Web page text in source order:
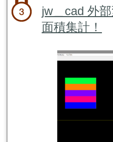
jw＿cad 外
面積集計！